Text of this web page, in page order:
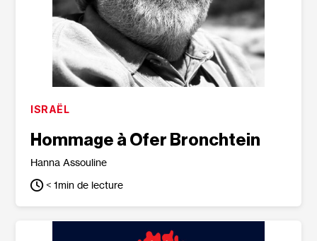
ISRAËL
Hommage à Ofer Bronchtein
Hanna Assouline
< 1min de lecture